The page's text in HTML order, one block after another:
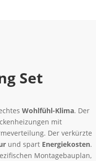
Set
Wohlfühl-Klima. Der
mit
Der verkürzte
und spart Energiekosten.
Montagebauplan,